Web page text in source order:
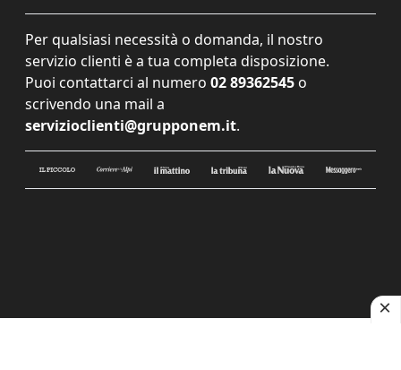
Per qualsiasi necessità o domanda, il nostro
servizio clienti è a tua completa disposizione.
Puoi contattarci al numero 02 89362545 o
scrivendo una mail a
servizioclienti@grupponem.it.